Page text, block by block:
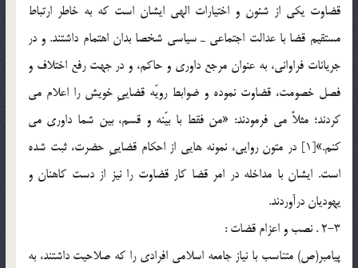
قضاوت يکي از شئون و اختيارات الهي ايشان است که به خاطر ارتباط
مستقيم قضا با عدالت اجتماعي ـ سياسي شخصا بدان اهتمام داشتند. و در
جريانات فراوانى، به عنوان مرجع داورى و حاكم، و در جهت رفع اختلاف و
فصل خصومت، قضاوت نموده و ضوابط رويّه قضاييِ خويش را اعلام مى
كردند؛ مثلاً مى فرمودند: «من فقط با بيّنه و قسم، بين شما داورى مى
كنم.»[1] در متون روايى، نمونه هايى از احكام قضاييِ حضرت، ثبت شده
است. ايشان با مداخله در امر قضا كار قضاوت را نيز از دست كاهنان و
يهوديان درآوردند.
2-3 . نصب و اعزام قضات :
پيامبر(ص) متناسب با نياز جامعه اسلامى افرادي را كه صلاحيت داشتند، به